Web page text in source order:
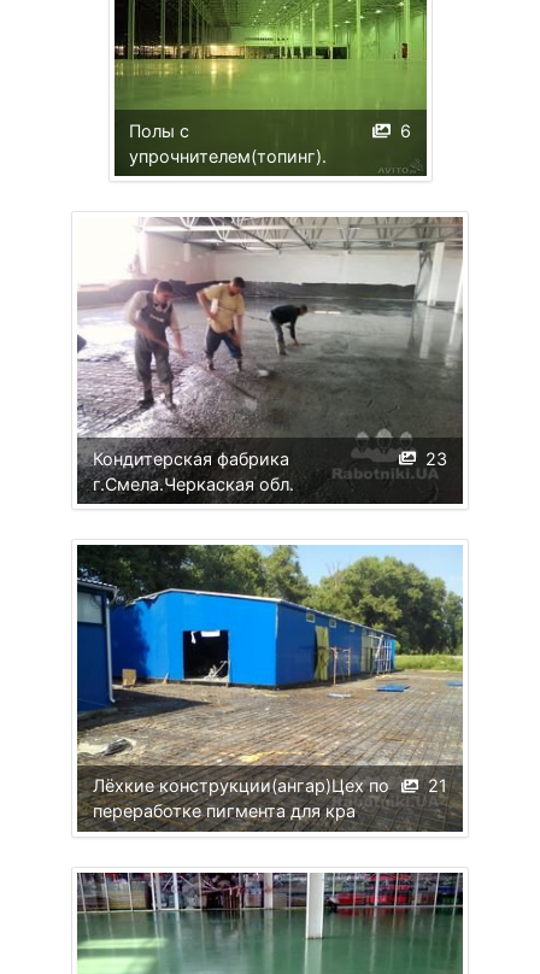
6
Полы с
упрочнителем(топинг).
23
Кондитерская фабрика
г.Смела.Черкаская обл.
21
Лёхкие конструкции(ангар)Цех по
переработке пигмента для кра